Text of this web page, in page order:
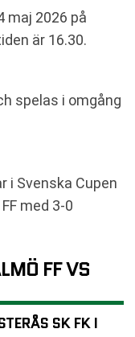
maj 2026 på
är 16.30.
spelas i omgång
i Svenska Cupen
med 3-0
FF VS
SK FK I